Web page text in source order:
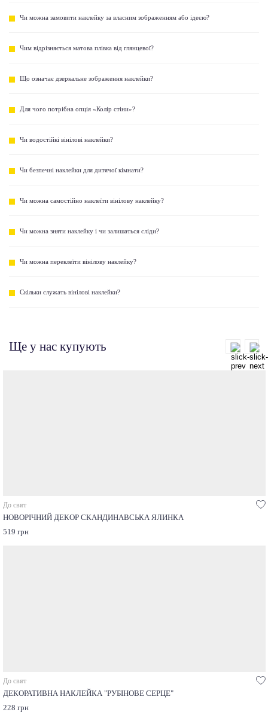
Чи можна замовити наклейку за власним зображенням або ідеєю?
Чим відрізняється матова плівка від глянцевої?
Що означає дзеркальне зображення наклейки?
Для чого потрібна опція «Колір стіни»?
Чи водостійкі вінілові наклейки?
Чи безпечні наклейки для дитячої кімнати?
Чи можна самостійно наклеїти вінілову наклейку?
Чи можна зняти наклейку і чи залишаться сліди?
Чи можна переклеїти вінілову наклейку?
Скільки служать вінілові наклейки?
Ще у нас купують
До свят
НОВОРІЧНИЙ ДЕКОР СКАНДИНАВСЬКА ЯЛИНКА
519 грн
До свят
ДЕКОРАТИВНА НАКЛЕЙКА "РУБІНОВЕ СЕРЦЕ"
228 грн